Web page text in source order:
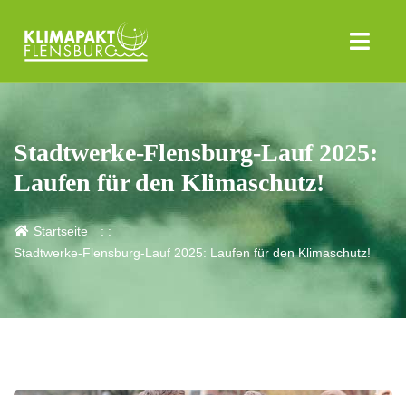
Stadtwerke-Flensburg-Lauf 2025:
Laufen für den Klimaschutz!
Startseite
Stadtwerke-Flensburg-Lauf 2025: Laufen für den Klimaschutz!